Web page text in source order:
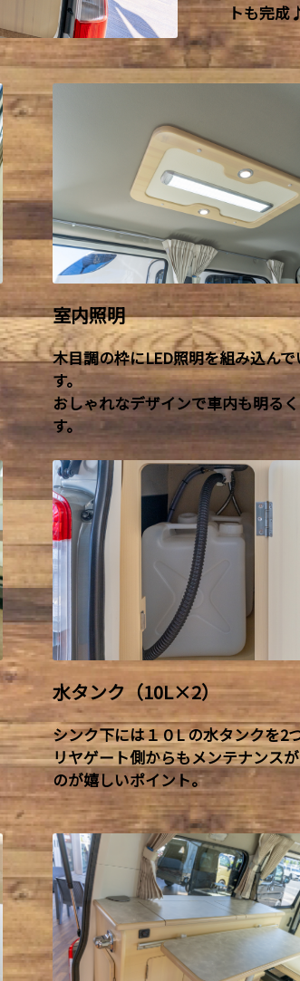
トも完成
室内照明
木目調の枠にLED照明を組み込ん
す。
おしゃれなデザインで車内も明る
す。
水タンク（10L×2）
シンク下には１０L の水タンクを2
リヤゲート側からもメンテナンス
のが嬉しいポイント。